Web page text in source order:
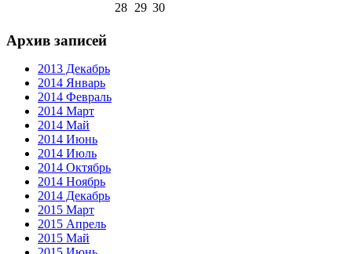
28 29 30
Архив записей
2013 Декабрь
2014 Январь
2014 Февраль
2014 Март
2014 Май
2014 Июнь
2014 Июль
2014 Октябрь
2014 Ноябрь
2014 Декабрь
2015 Март
2015 Апрель
2015 Май